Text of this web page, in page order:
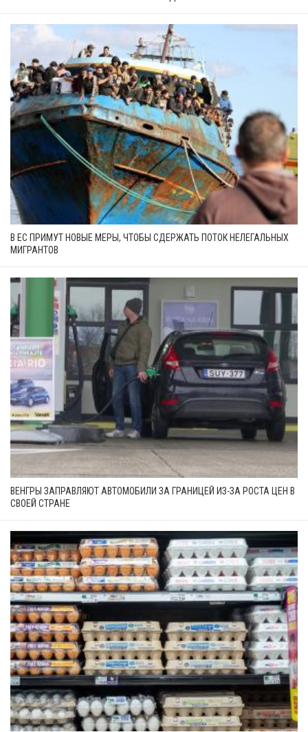
В ЕС ПРИМУТ НОВЫЕ МЕРЫ, ЧТОБЫ СДЕРЖАТЬ ПОТОК НЕЛЕГАЛЬНЫХ
МИГРАНТОВ
ВЕНГРЫ ЗАПРАВЛЯЮТ АВТОМОБИЛИ ЗА ГРАНИЦЕЙ ИЗ-ЗА РОСТА ЦЕН В
СВОЕЙ СТРАНЕ